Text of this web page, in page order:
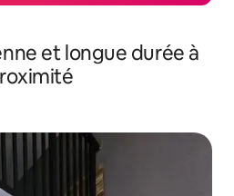
et longue durée à